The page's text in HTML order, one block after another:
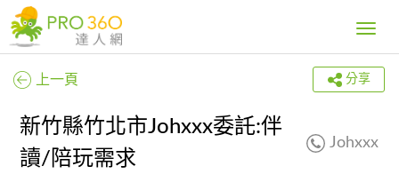
Toggle
上一頁 分享
新竹縣竹北市Johxxx委託:伴
讀/陪玩需求
Johxxx